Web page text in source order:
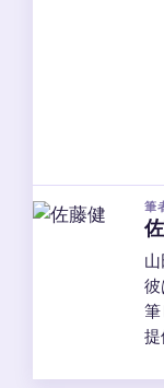
筆
彼
筆
提